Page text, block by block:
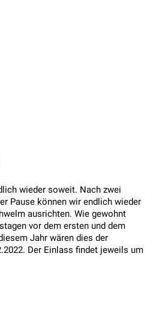
wieder soweit. Nach zwei
Pause können wir endlich wieder
ausrichten. Wie gewohnt
vor dem ersten und dem
Jahr wären dies der
Der Einlass findet jeweils um